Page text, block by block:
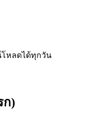
โหลดได้ทุกวัน
ก)